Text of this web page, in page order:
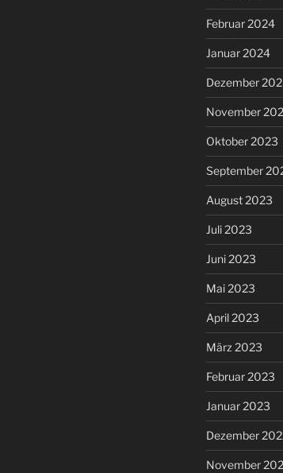
Februar 2024
Januar 2024
Dezember
November
Oktober 2023
September
August 2023
Juli 2023
Juni 2023
Mai 2023
April 2023
März 2023
Februar 2023
Januar 2023
Dezember
November